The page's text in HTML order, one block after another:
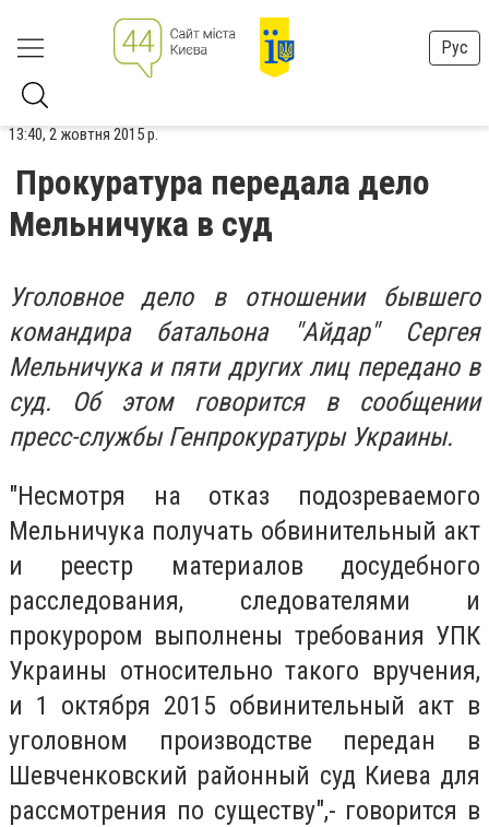
Рус
13:40, 2 жовтня 2015 р.
Прокуратура передала дело
Мельничука в суд
Уголовное дело в отношении бывшего
командира батальона "Айдар" Сергея
Мельничука и пяти других лиц передано в
суд. Об этом говорится в сообщении
пресс-службы Генпрокуратуры Украины.
"Несмотря на отказ подозреваемого
Мельничука получать обвинительный акт
и реестр материалов досудебного
расследования, следователями и
прокурором выполнены требования УПК
Украины относительно такого вручения,
и 1 октября 2015 обвинительный акт в
уголовном производстве передан в
Шевченковский районный суд Киева для
рассмотрения по существу",- говорится в